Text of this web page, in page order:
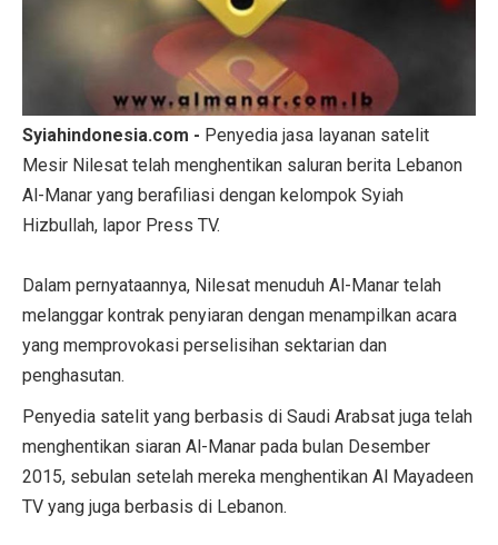
Syiahindonesia.com - Penyedia jasa layanan satelit
Mesir Nilesat telah menghentikan saluran berita Lebanon
Al-Manar yang berafiliasi dengan kelompok Syiah
Hizbullah, lapor Press TV.
Dalam pernyataannya, Nilesat menuduh Al-Manar telah
melanggar kontrak penyiaran dengan menampilkan acara
yang memprovokasi perselisihan sektarian dan
penghasutan.
Penyedia satelit yang berbasis di Saudi Arabsat juga telah
menghentikan siaran Al-Manar pada bulan Desember
2015, sebulan setelah mereka menghentikan Al Mayadeen
TV yang juga berbasis di Lebanon.